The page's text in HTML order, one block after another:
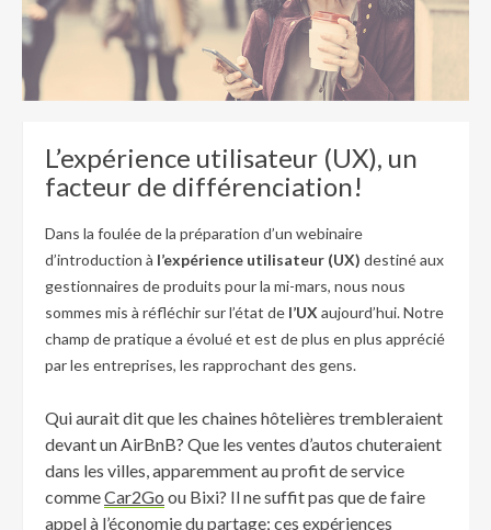
L’expérience utilisateur (UX), un
facteur de différenciation!
Dans la foulée de la préparation d’un webinaire
d’introduction à l’expérience utilisateur (UX) destiné aux
gestionnaires de produits pour la mi-mars, nous nous
sommes mis à réfléchir sur l’état de l’UX aujourd’hui. Notre
champ de pratique a évolué et est de plus en plus apprécié
par les entreprises, les rapprochant des gens.
Qui aurait dit que les chaines hôtelières trembleraient
devant un AirBnB? Que les ventes d’autos chuteraient
dans les villes, apparemment au profit de service
commeCar2Go ou Bixi? Il ne suffit pas que de faire
appel à l’économie du partage; ces expériences